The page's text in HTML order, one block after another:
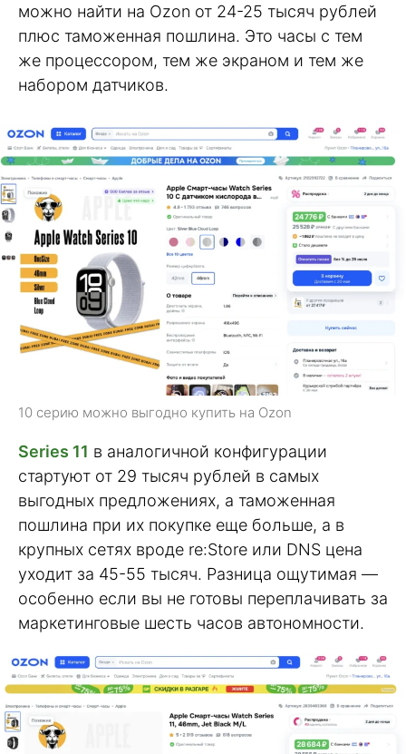
можно найти на Ozon от 24-25 тысяч рублей
плюс таможенная пошлина. Это часы с тем
же процессором, тем же экраном и тем же
набором датчиков.
10 серию можно выгодно купить на Ozon
Series 11 в аналогичной конфигурации
стартуют от 29 тысяч рублей в самых
выгодных предложениях, а таможенная
пошлина при их покупке еще больше, а в
крупных сетях вроде re:Store или DNS цена
уходит за 45-55 тысяч. Разница ощутимая —
особенно если вы не готовы переплачивать за
маркетинговые шесть часов автономности.